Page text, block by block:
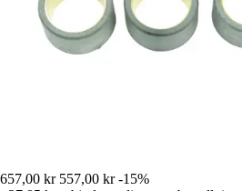
657,00 kr 557,00 kr -15%